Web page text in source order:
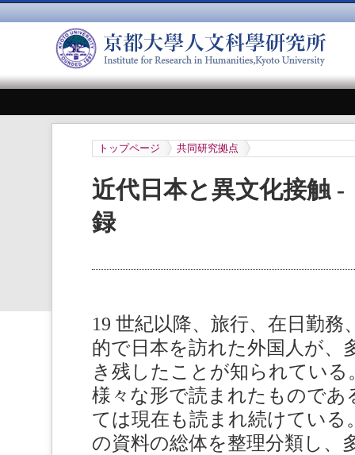
トップページ 共同研究拠点
近代日本と異文化接触
録
19 世紀以降、旅行、在日勤務
的で日本を訪れた外国人が、
き残したことが知られている
様々な形で読まれたものであ
ては現在も読まれ続けている
の資料の総体を整理分類し、